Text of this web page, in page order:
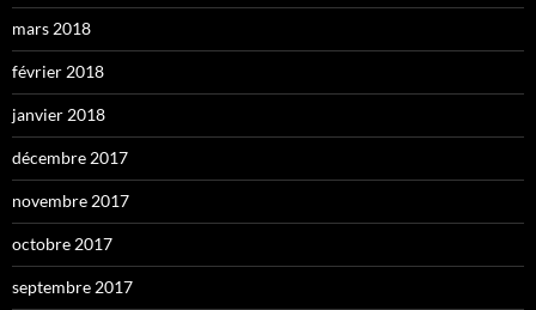
mars 2018
février 2018
janvier 2018
décembre 2017
novembre 2017
octobre 2017
septembre 2017